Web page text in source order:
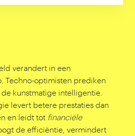
verandert in een
Techno-optimisten prediken
kunstmatige intelligentie.
levert betere prestaties dan
en leidt tot financiële
de efficiëntie, vermindert